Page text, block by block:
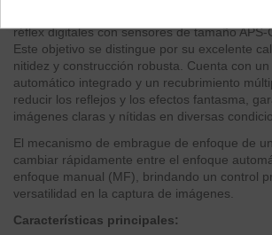
réflex digitales con sensores de tamaño APS-
Este objetivo se distingue por su excelente
nitidez y construcción robusta. Cuenta con
automático integrado y un recubrimiento
reducir los reflejos y los efectos fantasma,
imágenes claras y nítidas en diversas
El mecanismo de embrague de enfoque de
cambiar rápidamente entre el enfoque
enfoque manual (MF), brindando un control
versatilidad en la captura de imágenes.
Características principales: